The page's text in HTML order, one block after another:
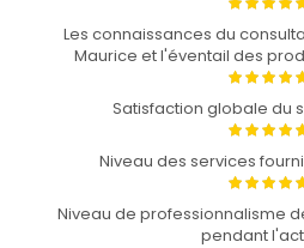
Les connaissances du
Maurice et l'éventail des
Satisfaction globale du
Niveau des services
Niveau de professionnalisme
pendant